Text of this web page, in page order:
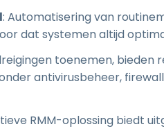
: Automatisering van
dat systemen altijd
toenemen,
antivirusbeheer,
RMM-oplossing biedt